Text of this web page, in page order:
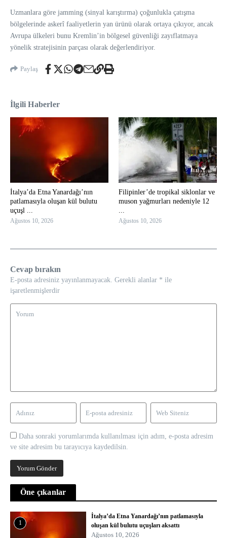
Uzmanlara göre jamming (sinyal karıştırma) çoğunlukla çatışma
bölgelerinde askerî faaliyetlerin yan ürünü olarak ortaya çıkıyor, ancak
Avrupa ülkeleri bunu Kremlin’in bölgesel güvenliği zayıflatmaya
yönelik stratejisinin parçası olarak değerlendiriyor.
Paylaş
İlgili Haberler
İtalya’da Etna Yanardağı’nın
patlamasıyla oluşan kül bulutu
uçuşl ...
Ağustos 10, 2026
Filipinler’de tropikal siklonlar ve
muson yağmurları nedeniyle 12
Ağustos 10, 2026
Cevap bırakın
E-posta adresiniz yayınlanmayacak. Gerekli alanlar * ile
işaretlenmişlerdir
Daha sonraki yorumlarımda kullanılması için adım, e-posta adresim
ve site adresim bu tarayıcıya kaydedilsin.
Öne çıkanlar
1
İtalya’da Etna Yanardağı’nın patlamasıyla
oluşan kül bulutu uçuşları aksattı
Ağustos 10, 2026